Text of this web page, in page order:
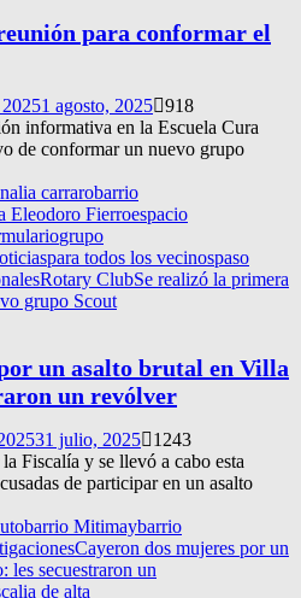
para conformar el
1 agosto, 2025 918
informativa en la Escuela Cura
de conformar un nuevo grupo
carrarobarrio
Eleodoro Fierroespacio
grupo
para todos los vecinospaso
Rotary ClubSe realizó la primera
grupo Scout
un asalto brutal en Villa
un revólver
31 julio, 2025
1243
Fiscalía y se llevó a cabo esta
de participar en un asalto
barrio Mitimaybarrio
Cayeron dos mujeres por un
les secuestraron un
de alta